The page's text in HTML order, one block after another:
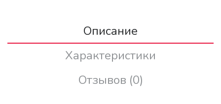
Описание
Характеристики
Отзывов (0)